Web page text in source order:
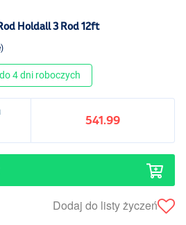
Holdall 3 Rod 12ft
4 dni roboczych
541.99
Dodaj do listy życzeń